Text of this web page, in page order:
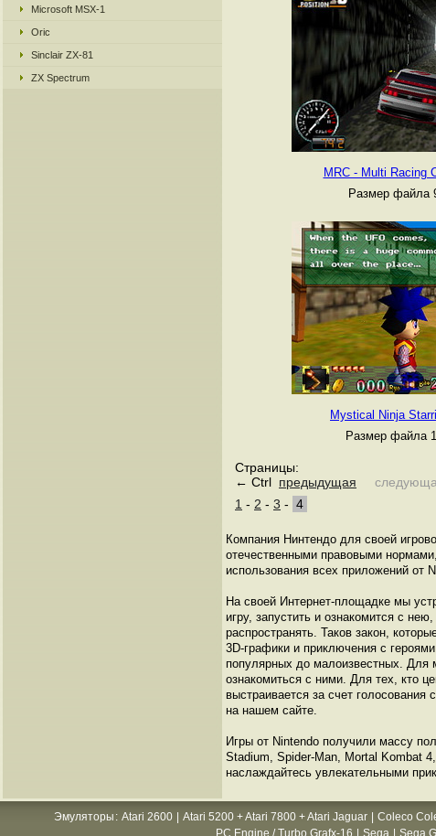
Microsoft MSX-1
Oric
Sinclair ZX-81
ZX Spectrum
MRC - Multi Racing
Размер файла
Mystical Ninja
Размер файла
Страницы:
← Ctrl предыдущая
1 - 2 - 3 - 4
Компания Нинтендо для своей
отечественными правовыми
использования всех приложений от
На своей Интернет-площадке мы
игру, запустить и ознакомится с
распространять. Таков закон,
3D-графики и приключения с
популярных до малоизвестных. Для
ознакомиться с ними. Для тех, кто
выстраивается за счет
на нашем сайте.
Игры от Nintendo получили массу
Stadium, Spider-Man, Mortal Kombat
наслаждайтесь увлекательными
Эмуляторы : Atari 2600 Atari 5200 + Atari 7800 + Atari Jaguar Coleco
PC Engine / Turbo Grafx-16
Sega Sega